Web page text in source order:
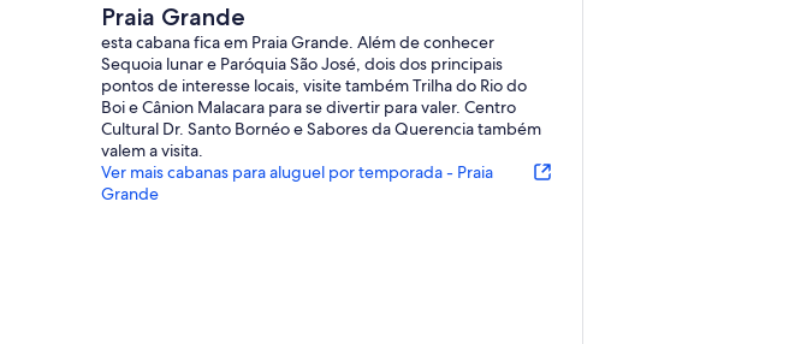
Praia Grande
esta cabana fica em Praia Grande. Além de conhecer
Sequoia lunar e Paróquia São José, dois dos principais
pontos de interesse locais, visite também Trilha do Rio do
Boi e Cânion Malacara para se divertir para valer. Centro
Cultural Dr. Santo Bornéo e Sabores da Querencia também
valem a visita.
Ver mais cabanas para aluguel por temporada - Praia
Grande